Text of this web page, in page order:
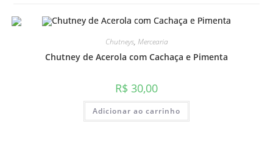
Chutneys, Mercearia
Chutney de Acerola com Cachaça e Pimenta
R$ 30,00
Adicionar ao carrinho